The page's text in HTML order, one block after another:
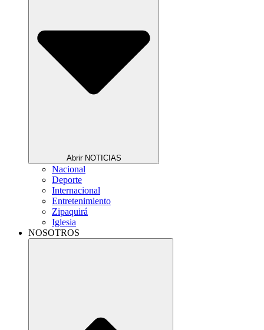
Abrir NOTICIAS
Nacional
Deporte
Internacional
Entretenimiento
Zipaquirá
Iglesia
NOSOTROS